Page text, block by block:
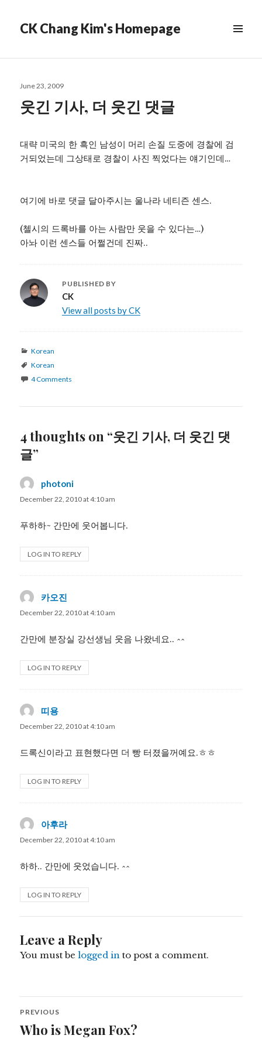
CK Chang Kim's Homepage
Posted
June 23, 2009
웃긴 기사, 더 웃긴 댓글
대략 미국의 한 흑인 남성이 머리 손질 도중에 경찰에 검
거되었는데 그상태로 경찰이 사진 찍었다는 얘기인데…
여기에 바로 댓글 달아주시는 울나라 네티즌 센스.
(첼시의 드록바를 아는 사람만 웃을 수 있다는…)
아놔 이런 센스들 어쩔건데 진짜..
PUBLISHED BY
CK
View all posts by CK
Categories
Korean
Tags
Korean
4 Comments
4 thoughts on “웃긴 기사, 더 웃긴 댓
글”
photoni
December 22, 2010 at 4:10 am
푸하하~ 간만에 웃어봅니다.
LOG IN TO REPLY
카오진
December 22, 2010 at 4:10 am
간만에 분장실 강선생님 웃음 나왔네요.. ^^
LOG IN TO REPLY
띠용
December 22, 2010 at 4:10 am
드록신이라고 표현했다면 더 빵 터졌을꺼예요.ㅎㅎ
LOG IN TO REPLY
아후라says:
December 22, 2010 at 4:10 am
하하.. 간만에 웃었습니다. ^^
LOG IN TO REPLY
Leave a Reply
You must belogged in to post a comment.
Post
navigation
PREVIOUS
Previous
Who is Megan Fox?